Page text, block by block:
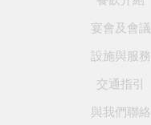
宴會及會議
設施與服務
交通指引
與我們聯絡